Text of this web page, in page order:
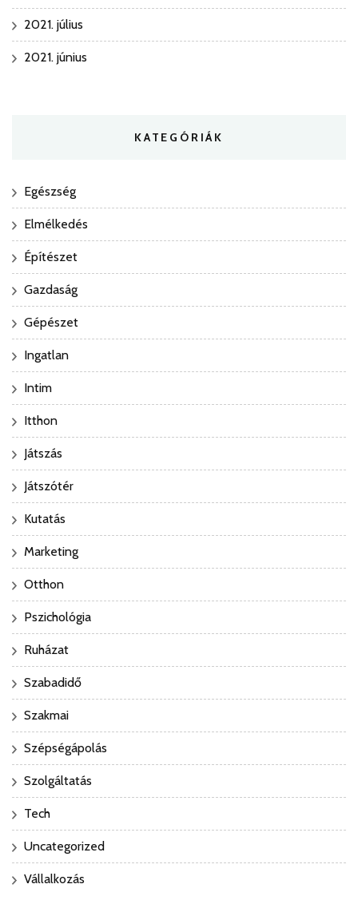
2021. július
2021. június
KATEGÓRIÁK
Egészség
Elmélkedés
Építészet
Gazdaság
Gépészet
Ingatlan
Intim
Itthon
Játszás
Játszótér
Kutatás
Marketing
Otthon
Pszichológia
Ruházat
Szabadidő
Szakmai
Szépségápolás
Szolgáltatás
Tech
Uncategorized
Vállalkozás